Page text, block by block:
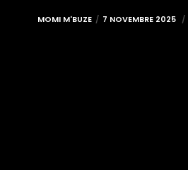
MOMI M'BUZE 7 NOVEMBRE 2025